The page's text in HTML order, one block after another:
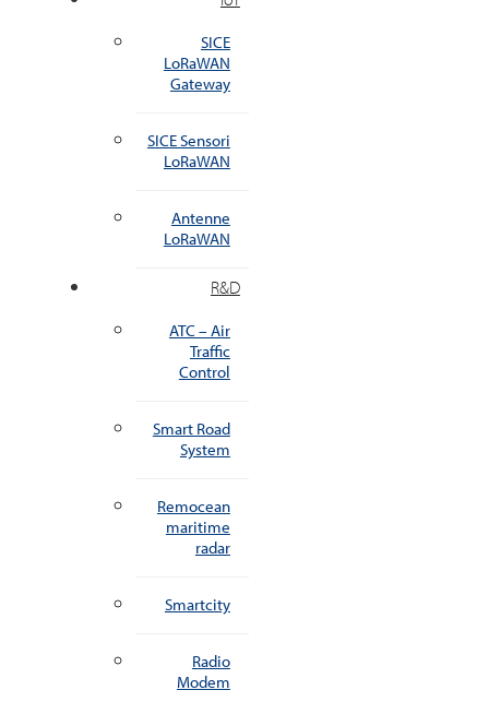
SICE
LoRaWAN
Gateway
SICE Sensori
LoRaWAN
Antenne
LoRaWAN
R&D
ATC – Air
Traffic
Control
Smart Road
System
Remocean
maritime
radar
Smartcity
Radio
Modem